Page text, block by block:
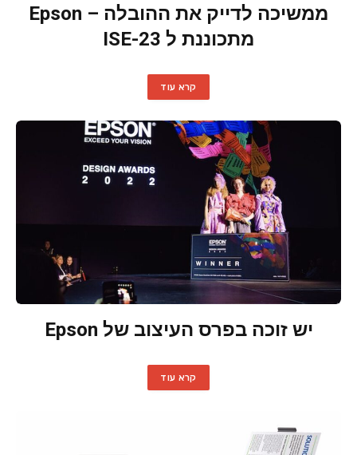
ממשיכה לדייק את ההובלה – Epson
מתכוננת ל ISE-23
קרא עוד
יש זוכה בפרס העיצוב של Epson
קרא עוד